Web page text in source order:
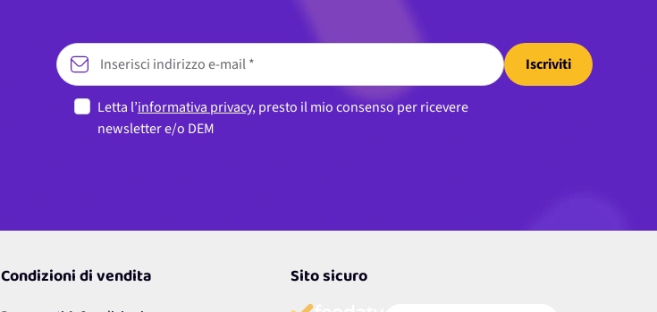
Iscriviti
Letta l’informativa privacy, presto il mio consenso per ricevere
newsletter e/o DEM
Condizioni di vendita Sito sicuro